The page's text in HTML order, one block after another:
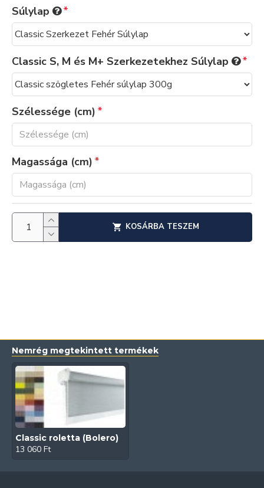
Súlylap
Classic S, M és M+ Szerkezetekhez Súlylap
Szélessége (cm)
Magassága (cm)
KOSÁRBA TESZEM
Nemrég megtekintett termékek
Classic roletta (Bolero)
13 060 Ft